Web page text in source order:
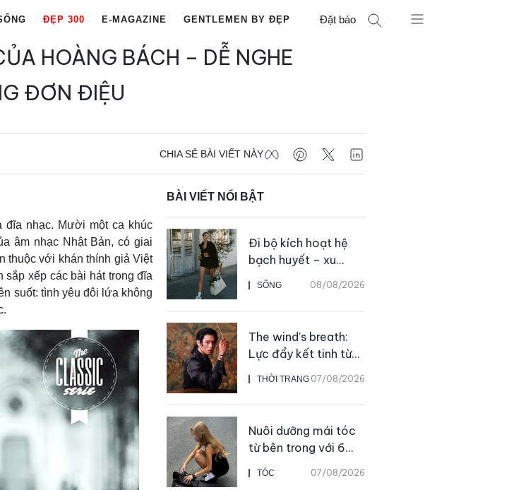
ĐẸP 300 E-MAGAZINE GENTLEMEN BY ĐẸP Đặt báo
HOÀNG BÁCH – DỄ NGHE
ĐƠN ĐIỆU
CHIA SẺ BÀI VIẾT NÀY
đĩa nhạc. Mười một ca khúc
âm nhạc Nhật Bản, có giai
thuộc với khán thính giả Việt
sắp xếp các bài hát trong đĩa
suốt: tình yêu đôi lứa không
BÀI VIẾT NỔI BẬT
SỐNG 08/08/2026
Đi bộ kích hoạt hệ
bạch huyết – xu
hướng tập luyện đơn
giản ai cũng có thể
bắt đầu
THỜI TRANG 07/08/2026
The wind’s breath:
Lực đẩy kết tinh từ
sự kiên định
TÓC 07/08/2026
Nuôi dưỡng mái tóc
từ bên trong với 6
thực phẩm giàu
dưỡng chất